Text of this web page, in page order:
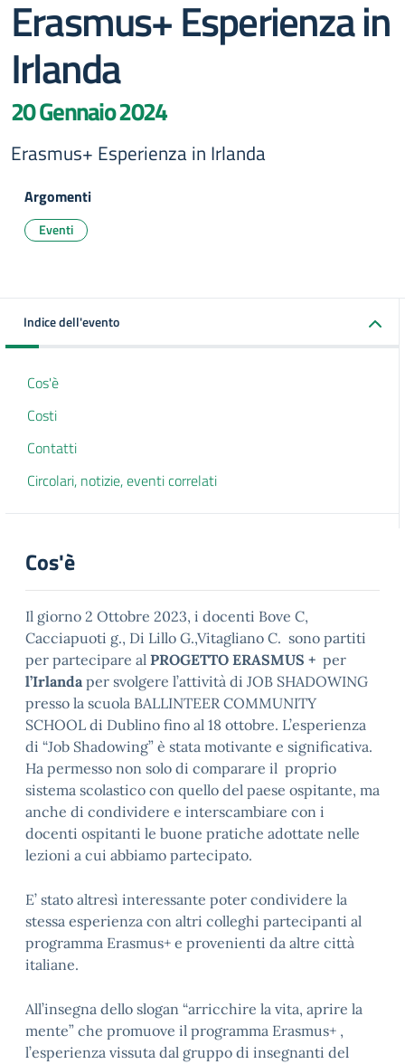
Erasmus+ Esperienza in
Irlanda
20 Gennaio 2024
Erasmus+ Esperienza in Irlanda
Argomenti
Eventi
Indice dell'evento
Cos'è
Costi
Contatti
Circolari, notizie, eventi correlati
Cos'è
Il giorno 2 Ottobre 2023, i docenti Bove C,
Cacciapuoti g., Di Lillo G.,Vitagliano C. sono partiti
per partecipare al PROGETTO ERASMUS + per
l’Irlandaper svolgere l’attività di JOB SHADOWING
presso la scuola BALLINTEER COMMUNITY
SCHOOL di Dublino fino al 18 ottobre. L’esperienza
di “Job Shadowing” è stata motivante e significativa.
Ha permesso non solo di comparare il proprio
sistema scolastico con quello del paese ospitante, ma
anche di condividere e interscambiare con i
docenti ospitanti le buone pratiche adottate nelle
lezioni a cui abbiamo partecipato.
E’ stato altresì interessante poter condividere la
stessa esperienza con altri colleghi partecipanti al
programma Erasmus+ e provenienti da altre città
italiane.
All’insegna dello slogan “arricchire la vita, aprire la
mente” che promuove il programma Erasmus+ ,
l’esperienza vissuta dal gruppo di insegnanti del